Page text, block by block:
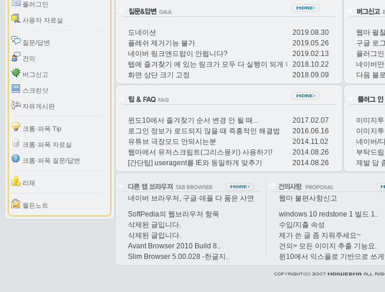
플러그인
사용자 자료실
질문/답변
건의
버그신고
스크린샷
자유게시판
크롬·파폭 Tip
크롬·파폭 자료실
크롬·파폭 질문/답변
리채
월든노트
도네이션
2019.08.30
플레쉬 제거기능 불가
2019.05.26
네이버 링크앤드랍이 안됩니다?
2019.02.13
텝에 즐겨찾기 에 있는 링크가 모두 다 실행이 되게 하는2018.10.22
화면 상단 크기 고정
2018.09.09
웹마 펼
구글 로
플러그
네이버
다음 블
윈도10에서 즐겨찾기 순서 변경 안 될 때...
2017.02.07
로그인 정보가 로드되지 않을 때 즉흥적인 해결법
2016.06.16
유튜브 극장모드 안되시는분
2014.11.02
웹마에서 유저스크립트(그리스몽키) 사용하기!
2014.08.26
[간단팁] useragent를 IE와 동일하게 맞추기
2014.08.26
이미지
이미지
네이버/
부탁드
제발 답
네이버 브라우저, 구글·애플 다 품은 사연 웹마 불편사항신고
SoftPedia의 웹브라우저 항목
windows 10 redstone 1 빌드 1..
삭제된 글입니다.
수입/지출 속성
삭제된 글입니다.
제가 쓴 글 좀 지워주세요~
Avant Browser 2010 Build 8..
건의> 모든 이미지 추출 기능요.
Slim Browser 5.00.028 -한글지..
윈10에서 익스플로 기반으로 쓰게